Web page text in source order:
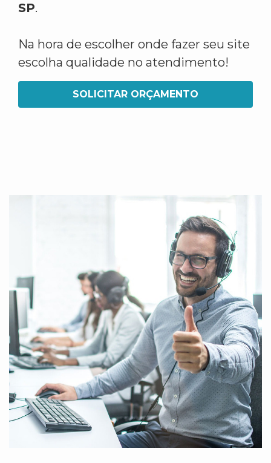
SP.
Na hora de escolher onde fazer seu site
escolha qualidade no atendimento!
SOLICITAR ORÇAMENTO